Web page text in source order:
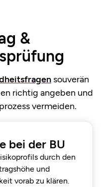
&
souverän
richtig angeben und
vermeiden.
bei der BU
durch den
und
vorab zu klären.